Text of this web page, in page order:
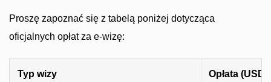
Proszę zapoznać się z tabelą poniżej dotycząca
oficjalnych opłat za e-wizę:
Typ wizy Opłata (USD)